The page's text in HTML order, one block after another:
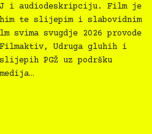
i audiodeskripciju. Film je
te slijepim i slabovidnim
svima svugdje 2026 provode
Udruga gluhih i
PGŽ uz podršku